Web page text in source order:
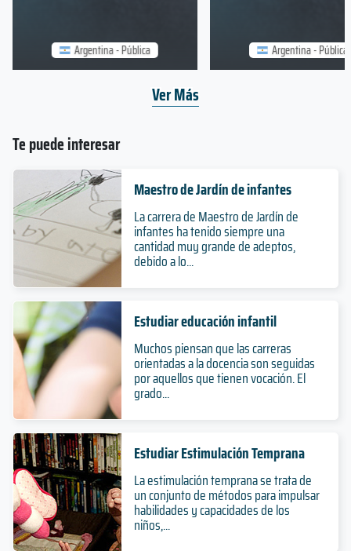
Te puede interesar
Maestro de Jardín de infantes
La carrera de Maestro de Jardín de
infantes ha tenido siempre una
cantidad muy grande de adeptos,
debido a lo...
Estudiar educación infantil
Muchos piensan que las carreras
orientadas a la docencia son seguidas
por aquellos que tienen vocación. El
grado...
Estudiar Estimulación Temprana
La estimulación temprana se trata de
un conjunto de métodos para impulsar
habilidades y capacidades de los
niños,...
Argentina - Pública Argentina - Pública
Ver Más